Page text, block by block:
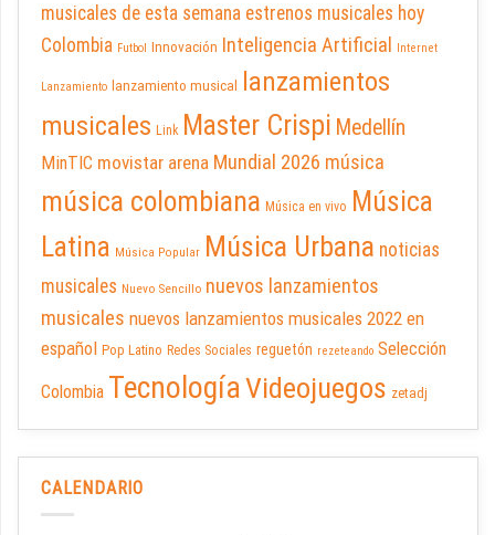
musicales de esta semana estrenos musicales hoy
Colombia Futbol Innovación Inteligencia Artificial Internet
Lanzamiento lanzamiento musical
lanzamientos
musicales Link Master Crispi Medellín
MinTIC movistar arena Mundial 2026 música
música colombiana Música en vivo Música
Latina Música Popular Música Urbana noticias
musicales Nuevo Sencillo nuevos lanzamientos
musicales nuevos lanzamientos musicales 2022 en
español Pop Latino Redes Sociales reguetón rezeteando Selección
Colombia TecnologíaVideojuegos zetadj
CALENDARIO